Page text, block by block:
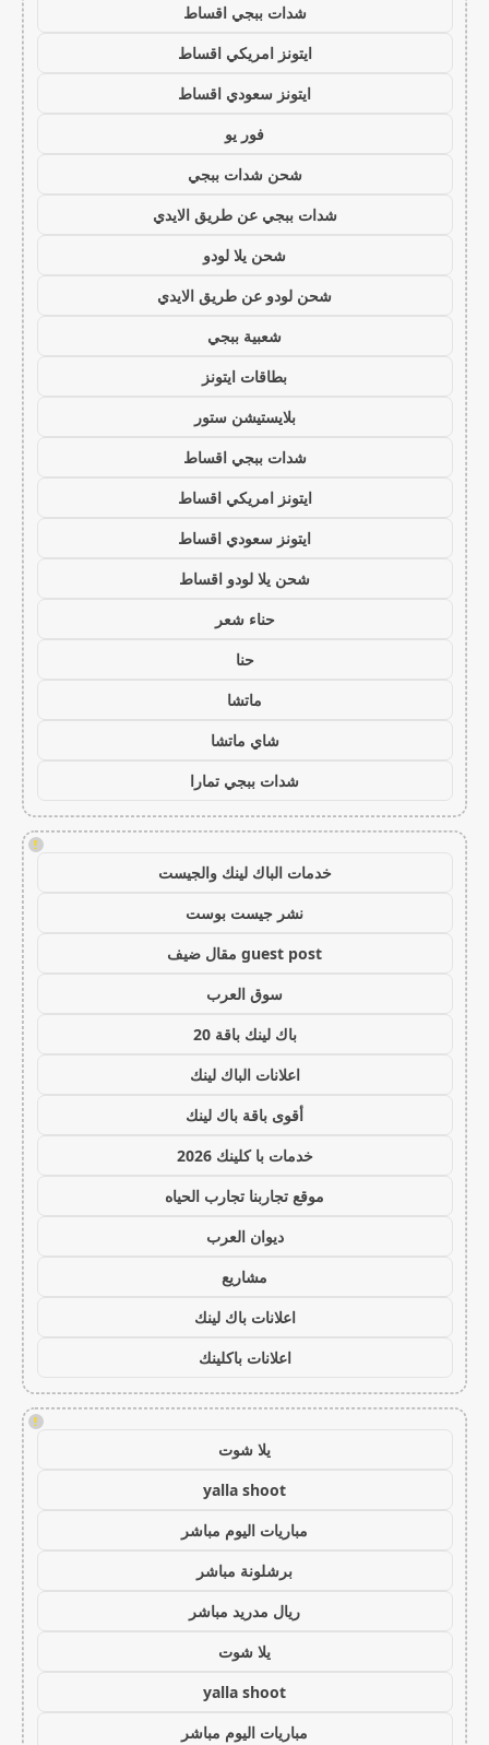
شدات ببجي اقساط
ايتونز امريكي اقساط
ايتونز سعودي اقساط
فور يو
شحن شدات ببجي
شدات ببجي عن طريق الايدي
شحن يلا لودو
شحن لودو عن طريق الايدي
شعبية ببجي
بطاقات ايتونز
بلايستيشن ستور
شدات ببجي اقساط
ايتونز امريكي اقساط
ايتونز سعودي اقساط
شحن يلا لودو اقساط
حناء شعر
حنا
ماتشا
شاي ماتشا
شدات ببجي تمارا
!
خدمات الباك لينك والجيست
نشر جيست بوست
guest post مقال ضيف
سوق العرب
باك لينك باقة 20
اعلانات الباك لينك
أقوى باقة باك لينك
خدمات با كلينك 2026
موقع تجاربنا تجارب الحياه
ديوان العرب
مشاريع
اعلانات باك لينك
اعلانات باكلينك
!
يلا شوت
yalla shoot
مباريات اليوم مباشر
برشلونة مباشر
ريال مدريد مباشر
يلا شوت
yalla shoot
مباريات اليوم مباشر